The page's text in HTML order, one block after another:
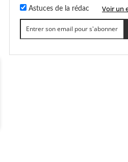
Astuces de la rédac Voir un